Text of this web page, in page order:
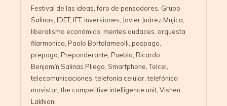
Festival de las ideas ,foro de pensadores Grupo
Salinas IDET, IFT, inversiones Javier Juárez Mujica
liberalismo económico mentes audaces orquesta
filarmonica Paolo Bortolameolli pospago
prepago Preponderante Puebla Ricardo
Benjamín Salinas Pliego Smartphone ,Telcel
telecomunicaciones ,telefonía celular ,telefónica
movistar ,the competitive intelligence unit Vishen
Lakhiani